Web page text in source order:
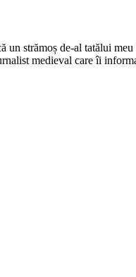
strămoș de-al tatălui
medieval care îi